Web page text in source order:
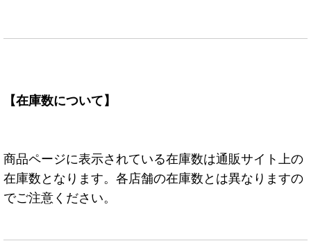
【在庫数について】
商品ページに表示されている在庫数は通販サイト上の
在庫数となります。各店舗の在庫数とは異なりますの
でご注意ください。